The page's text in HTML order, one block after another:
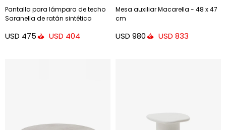
Pantalla para lámpara de techo
Saranella de ratán sintético
USD 475 USD 404
Mesa auxiliar Macarella - 48 x 47
cm
USD 980 USD 833